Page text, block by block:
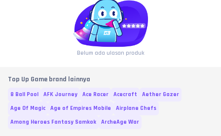
Belum ada ulasan produk
Top Up Game brand lainnya
8 Ball Pool AFK Journey Ace Racer Acecraft
Aether Gazer
Age Of Magic
Age of Empires Mobile
Airplane Chefs
Among Heroes Fantasy Samkok
ArcheAge War